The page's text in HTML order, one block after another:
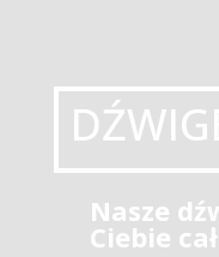
Nasze
Ciebie